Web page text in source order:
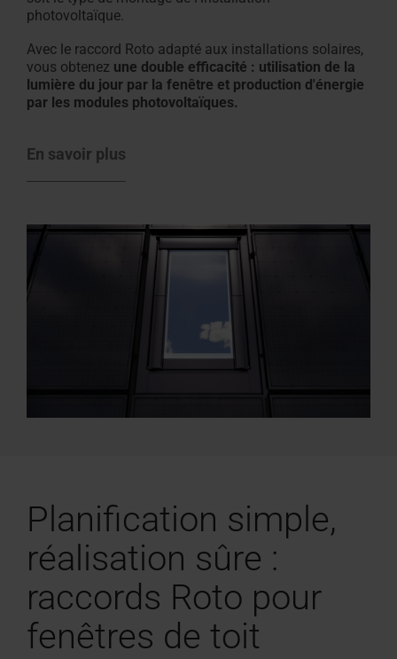
photovoltaïque.
Avec le raccord Roto adapté aux installations solaires,
vous obtenez une double efficacité : utilisation de la
lumière du jour par la fenêtre et production d'énergie
par les modules photovoltaïques.
En savoir plus
Planification simple,
réalisation sûre :
raccords Roto pour
fenêtres de toit